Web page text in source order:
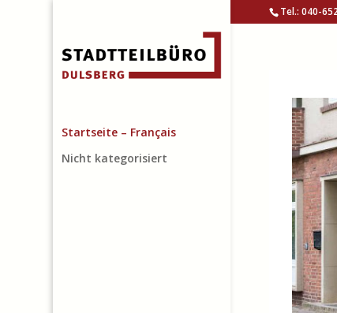
Tel.: 040-
Startseite – Français
Nicht kategorisiert